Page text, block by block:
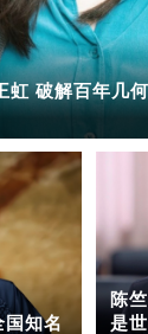
虹 破解百年几
知名
陈
是